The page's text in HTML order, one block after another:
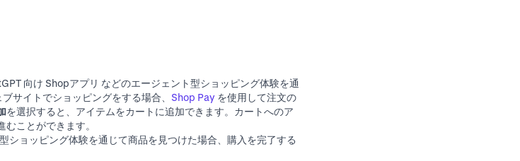
向け Shopアプリ などのエージェント型ショッピング体験を通
サイトでショッピングをする場合、 Shop Pay を使用して注文の
を選択すると、アイテムをカートに追加できます。カートへのア
ことができます。
ショッピング体験を通じて商品を見つけた場合、購入を完了する